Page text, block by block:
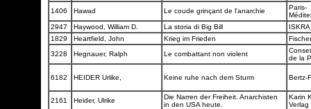
1406 Hawad Le coude grinçant de l'anarchie
Paris-
2947
Haywood, William D. La storia di Big Bill
1829
Heartfield, John Krieg im Frieden
3228
Hegnauer, Ralph Le combattant non violent
de la
6182 HEIDER Urlike, Keine ruhe nach dem Sturm Bertz-
2161 Heider, Ulrike
Die Narren der Freiheit. Anarchisten
in den USA heute.
Karin
Verlag